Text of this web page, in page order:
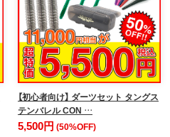
【初心者向け】 ダーツセット タングス
テンバレル CON …
5,500円 (50%OFF)